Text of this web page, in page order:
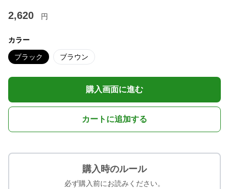
2,620 円
カラー
ブラック ブラウン
購入画面に進む
カートに追加する
購入時のルール
必ず購入前にお読みください。